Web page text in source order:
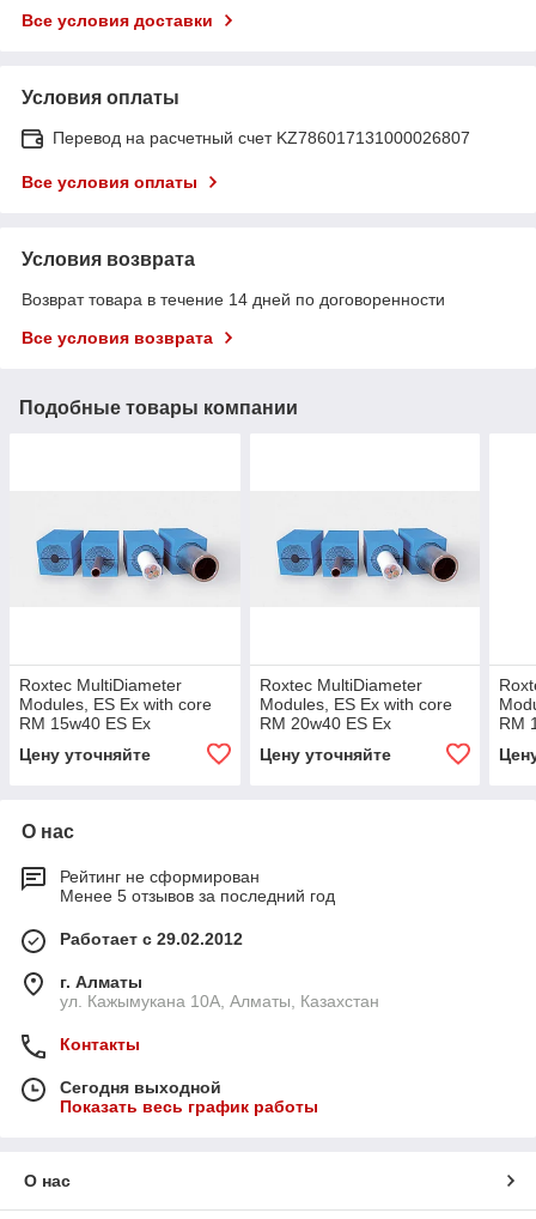
Все условия доставки
Условия оплаты
Перевод на расчетный счет KZ786017131000026807
Все условия оплаты
Условия возврата
Возврат товара в течение 14 дней по договоренности
Все условия возврата
Подобные товары компании
Roxtec MultiDiameter
Modules, ES Ex with core
RM 15w40 ES Ex
Цену уточняйте
Roxtec MultiDiameter
Modules, ES Ex with core
RM 20w40 ES Ex
Цену уточняйте
RM
О нас
Рейтинг не сформирован
Менее 5 отзывов за последний год
Работает с 29.02.2012
г. Алматы
ул. Кажымукана 10А, Алматы, Казахстан
Контакты
Сегодня выходной
Показать весь график работы
О нас